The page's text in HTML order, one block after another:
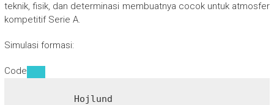
teknik, fisik, dan determinasi membuatnya cocok untuk atmosfer
kompetitif Serie A.
Simulasi formasi:
Code
          Hojlund